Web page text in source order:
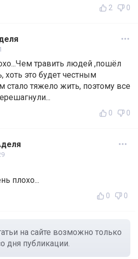
2 0
травить людей ,пошёл
это будет честным
стало тяжело жить, поэтому все
0 0
плохо...
0 0
на сайте возможно только
дня публикации.